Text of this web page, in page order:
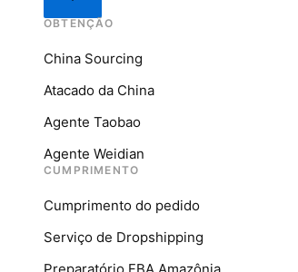
OBTENÇÃO
China Sourcing
Atacado da China
Agente Taobao
Agente Weidian
CUMPRIMENTO
Cumprimento do pedido
Serviço de Dropshipping
Preparatório FBA Amazônia